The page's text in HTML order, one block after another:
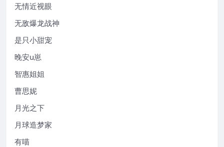
无情近视眼
无敌爆龙战神
是只小甜宠
晚安u崽
智惠姐姐
曹思妮
月光之下
月球造梦家
有喵